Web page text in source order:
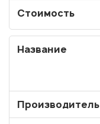
Стоимость
Название
Производитель